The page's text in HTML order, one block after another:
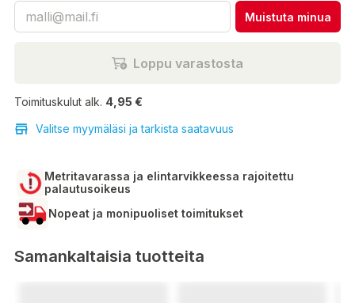
Muistuta minua
Loppu varastosta
Toimituskulut alk. 4,95 €
Valitse myymäläsi ja tarkista saatavuus
Metritavarassa ja elintarvikkeessa rajoitettu
palautusoikeus
Nopeat ja monipuoliset toimitukset
Samankaltaisia tuotteita